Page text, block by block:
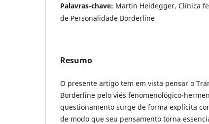
Palavras-chave: Martin Heidegger, Clínica
de Personalidade Borderline
Resumo
O presente artigo tem em vista pensar o
Borderline pelo viés fenomenológico-
questionamento surge de forma explícita
de modo que seu pensamento torna